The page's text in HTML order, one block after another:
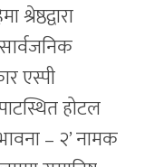
एस्पी
होटल
– २’ नामक